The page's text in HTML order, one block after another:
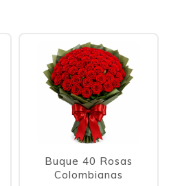
Buque 40 Rosas
Colombianas